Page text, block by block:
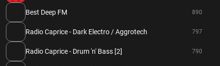
Best Deep FM 890
Radio Caprice - Dark Electro / Aggrotech 797
Radio Caprice - Drum 'n' Bass [2] 790